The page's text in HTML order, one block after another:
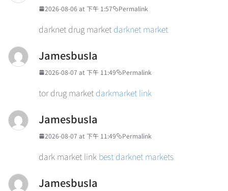
2026-08-06 at 下午 1:57 Permalink
darknet drug market darknet market
JamesbusIa
2026-08-07 at 下午 11:49 Permalink
tor drug market darkmarket link
JamesbusIa
2026-08-07 at 下午 11:49 Permalink
dark market link best darknet markets
JamesbusIa